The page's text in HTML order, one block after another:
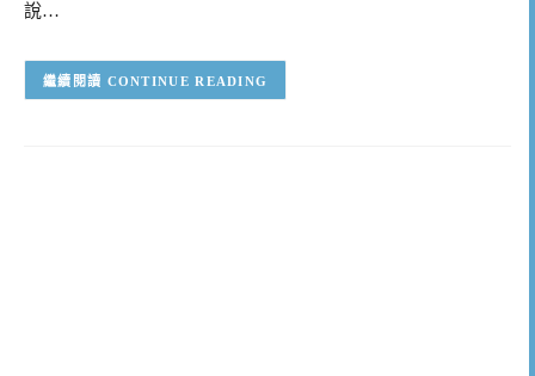
說…
CONTINUE READING